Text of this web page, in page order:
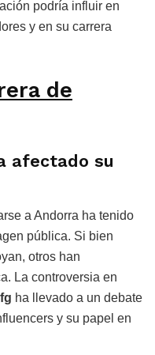
podría influir en
y en su carrera
de
afectado su
a Andorra ha tenido
pública. Si bien
otros han
La controversia en
ha llevado a un debate
y su papel en